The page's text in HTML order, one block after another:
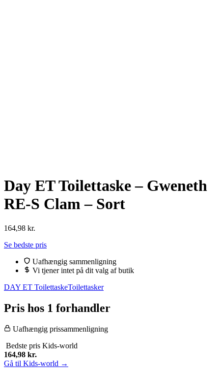
Day ET Toilettaske – Gweneth
RE-S Clam – Sort
164,98 kr.
Se bedste pris
Uafhængig sammenligning
Vi tjener intet på dit valg af butik
DAY ET ToilettaskeToilettasker
Pris hos 1 forhandler
Uafhængig prissammenligning
Bedste pris Kids-world
164,98 kr.
Gå til Kids-world →